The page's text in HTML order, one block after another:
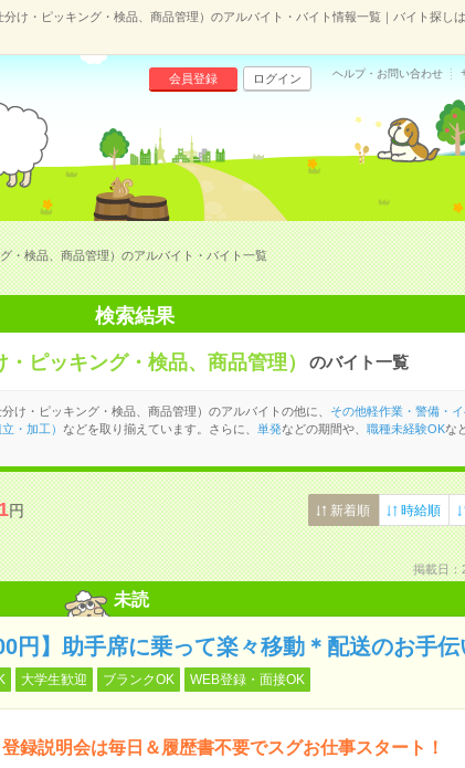
け・ピッキング・検品、商品管理）のアルバイト・バイト情報一覧｜バイト探し
会員登録 ログイン ヘルプ・お問い合わせ
・検品、商品管理）のアルバイト・バイト一覧
検索結果
ピッキング・検品、商品管理） のバイト一覧
け・ピッキング・検品、商品管理）のアルバイトの他に、
その他軽作業・警備・イ
・加工） などを取り揃えています。さらに、 単発などの期間や、 職種未経験OKな
円 新着順 時給順
掲載日：
未読
円】助手席に乗って楽々移動＊配送のお手伝
大学生歓迎 ブランクOK WEB登録・面接OK
録説明会は毎日＆履歴書不要でスグお仕事スタート！